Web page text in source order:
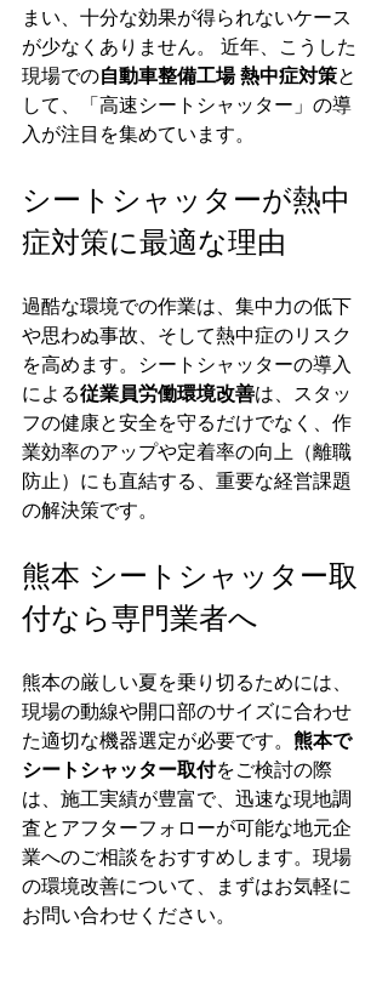
まい、十分な効果が得られないケース
が少なくありません。 近年、こうした
現場での自動車整備工場 熱中症対策と
して、「高速シートシャッター」の導
入が注目を集めています。
シートシャッターが熱中
症対策に最適な理由
過酷な環境での作業は、集中力の低下
や思わぬ事故、そして熱中症のリスク
を高めます。シートシャッターの導入
による従業員労働環境改善は、スタッ
フの健康と安全を守るだけでなく、作
業効率のアップや定着率の向上（離職
防止）にも直結する、重要な経営課題
の解決策です。
熊本 シートシャッター取
付なら専門業者へ
熊本の厳しい夏を乗り切るためには、
現場の動線や開口部のサイズに合わせ
た適切な機器選定が必要です。 熊本で
シートシャッター取付をご検討の際
は、施工実績が豊富で、迅速な現地調
査とアフターフォローが可能な地元企
業へのご相談をおすすめします。現場
の環境改善について、まずはお気軽に
お問い合わせください。